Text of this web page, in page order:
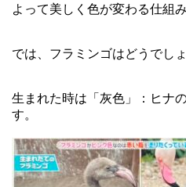
よって美しく色が変わる仕組み
では、フラミンゴはどうでし
生まれた時は「灰色」：ヒナ
す。